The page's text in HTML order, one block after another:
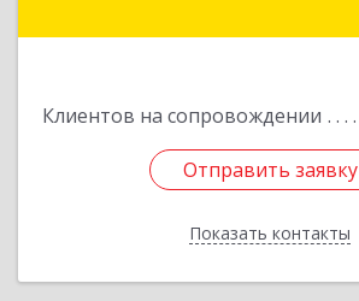
Клиентов на сопровождении
Отправить заявку
Показать контакты
Отправить заявку
Назад